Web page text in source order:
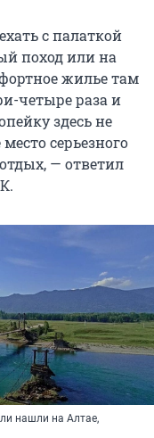
с палаткой
поход или на
жилье там
четыре раза и
здесь не
серьезного
— ответил
нашли на Алтае,